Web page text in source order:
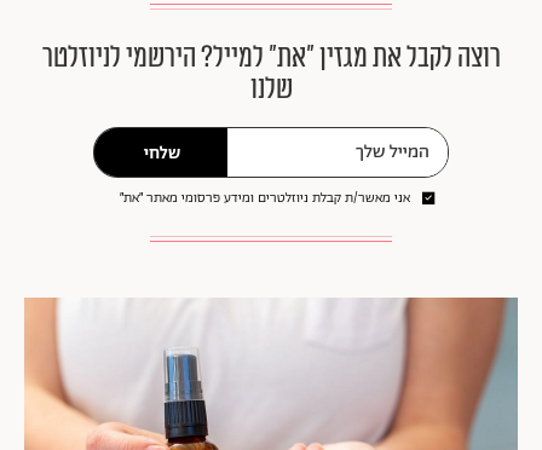
רוצה לקבל את מגזין ״את״ למייל? הירשמי לניוזלטר
שלנו
שלחי
אני מאשר/ת קבלת ניוזלטרים ומידע פרסומי מאתר ״את״